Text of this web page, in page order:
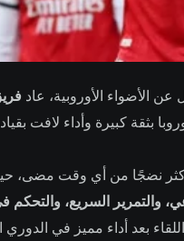
الأضواء الأوروبية، عاد
بثقة كبيرة وأداء لافت
نضجًا من أي وقت مضى،
والتمرير السريع، والتحكم
بعد أداء مميز في الدوري